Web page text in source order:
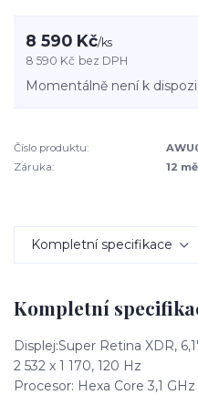
8 590 Kč/ks
8 590 Kč bez DPH
Momentálně není k
Číslo produktu:
Záruka:
12
Kompletní specifikace
Kompletní
Displej:Super Retina XDR,
2 532 x 1 170, 120 Hz
Procesor: Hexa Core 3,1 GHz